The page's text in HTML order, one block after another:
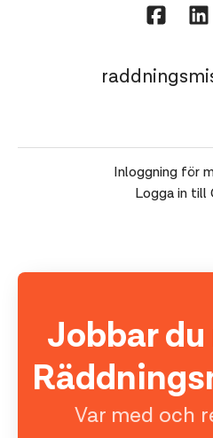
Inloggning för
Logga in till
Jobbar
Var med och